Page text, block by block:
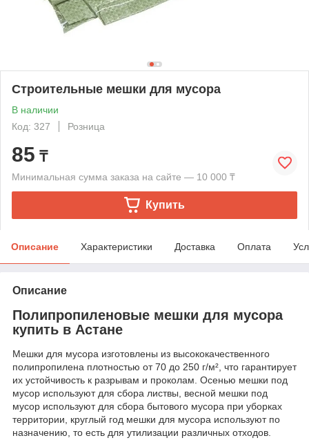
Строительные мешки для мусора
В наличии
Код: 327
Розница
85 ₸
Минимальная сумма заказа на сайте — 10 000 ₸
Купить
Описание Характеристики Доставка Оплата
Описание
Полипропиленовые мешки для мусора
купить в Астане
Мешки для мусора изготовлены из высококачественного
полипропилена плотностью от 70 до 250 г/м², что гарантирует
их устойчивость к разрывам и проколам. Осенью мешки под
мусор используют для сбора листвы, весной мешки под
мусор используют для сбора бытового мусора при уборках
территории, круглый год мешки для мусора используют по
назначению, то есть для утилизации различных отходов.